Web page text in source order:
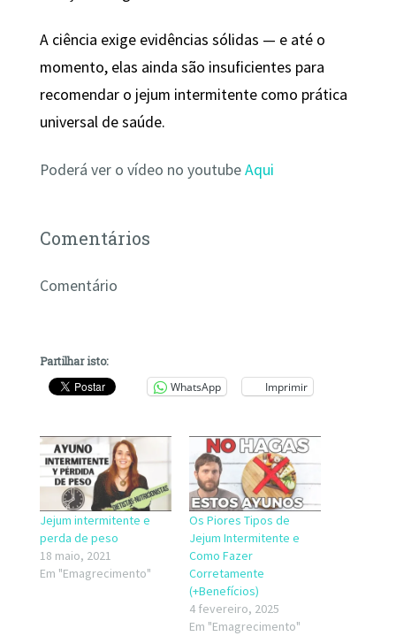
A ciência exige evidências sólidas — e até o
momento, elas ainda são insuficientes para
recomendar o jejum intermitente como prática
universal de saúde.
Poderá ver o vídeo no youtubeAqui
Comentários
Comentário
Partilhar isto:
WhatsApp Imprimir
Jejum intermitente e
perda de peso
18 maio, 2021
Em "Emagrecimento"
Os Piores Tipos de
Jejum Intermitente e
Como Fazer
Corretamente
(+Benefícios)
4 fevereiro, 2025
Em "Emagrecimento"